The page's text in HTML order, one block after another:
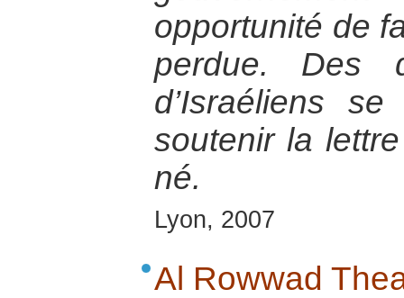
opportunité de
perdue. Des
d’Israéliens
soutenir la
né.
Lyon, 2007
Al Rowwad